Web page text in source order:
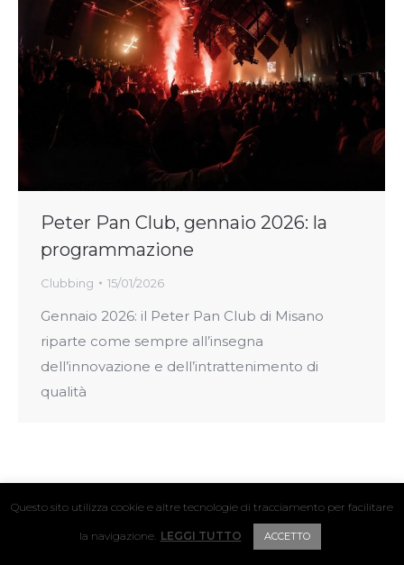
Peter Pan Club, gennaio 2026: la
programmazione
Clubbing 15/01/2026
Gennaio 2026: il Peter Pan Club di Misano
riparte come sempre all’insegna
dell’innovazione e dell’intrattenimento di
qualità
© 2024 Hyper Hyper / Vat. IT04411160239
FOOTER
Questo sito utilizza cookie e altre tecnologie di tracciamento per facilitare
la navigazione. LEGGI TUTTO ACCETTO